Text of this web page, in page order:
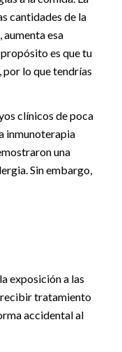
cantidades de la
aumenta esa
es que tu
por lo que tendrías
clínicos de poca
inmunoterapia
una
Sin embargo,
exposición a las
tratamiento
accidental al